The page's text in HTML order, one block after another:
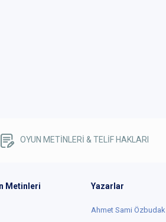
OYUN METİNLERİ & TELİF HAKLARI
Metinleri Yazarlar
Ahmet Sami Özbudak